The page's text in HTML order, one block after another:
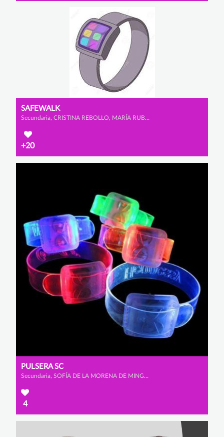
SAFEWALK
Secundaria, CRISTINA REBOLLO, MARÍA RUBIO y ALLEGRA MEAZZA
+20
PULSERA SC
Secundaria, SOFÍA DE LA MORENA DE MINGO y CAROLINA CID PÉREZ
4